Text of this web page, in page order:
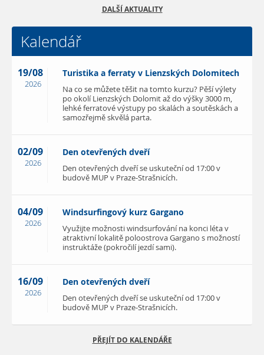
DALŠÍ AKTUALITY
Kalendář
19/08
2026
Turistika a ferraty v Lienzských Dolomitech
Na co se můžete těšit na tomto kurzu? Pěší výlety
po okolí Lienzských Dolomit až do výšky 3000 m,
lehké ferratové výstupy po skalách a soutěskách a
samozřejmě skvělá parta.
02/09
2026
Den otevřených dveří
Den otevřených dveří se uskuteční od 17:00 v
budově MUP v Praze-Strašnicích.
04/09
2026
Windsurfingový kurz Gargano
Využijte možnosti windsurfování na konci léta v
atraktivní lokalitě poloostrova Gargano s možností
instruktáže (pokročilí jezdí sami).
16/09
2026
Den otevřených dveří
Den otevřených dveří se uskuteční od 17:00 v
budově MUP v Praze-Strašnicích.
PŘEJÍT DO KALENDÁŘE